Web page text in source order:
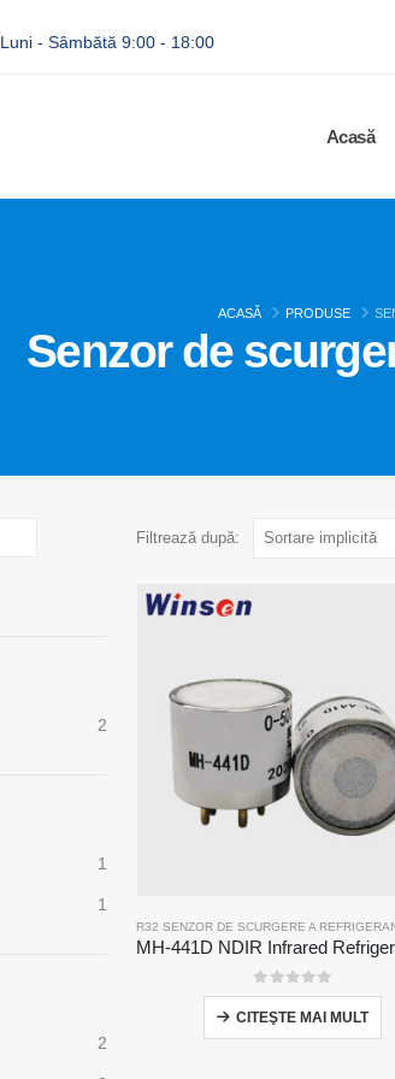
Luni - Sâmbătă 9:00 - 18:00
Acasă
ACASĂ PRODUSE
Senzor de
Filtrează după:
R32 SENZOR DE SCURGERE A
0din 5
CITEŞTE MAI MULT
2
1
1
2